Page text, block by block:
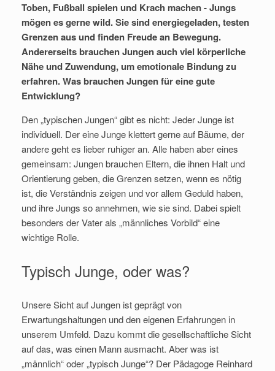
Toben, Fußball spielen und Krach machen - Jungs
mögen es gerne wild. Sie sind energiegeladen, testen
Grenzen aus und finden Freude an Bewegung.
Andererseits brauchen Jungen auch viel körperliche
Nähe und Zuwendung, um emotionale Bindung zu
erfahren. Was brauchen Jungen für eine gute
Entwicklung?
Den „typischen Jungen“ gibt es nicht: Jeder Junge ist
individuell. Der eine Junge klettert gerne auf Bäume, der
andere geht es lieber ruhiger an. Alle haben aber eines
gemeinsam: Jungen brauchen Eltern, die ihnen Halt und
Orientierung geben, die Grenzen setzen, wenn es nötig
ist, die Verständnis zeigen und vor allem Geduld haben,
und ihre Jungs so annehmen, wie sie sind. Dabei spielt
besonders der Vater als „männliches Vorbild“ eine
wichtige Rolle.
Typisch Junge, oder was?
Unsere Sicht auf Jungen ist geprägt von
Erwartungshaltungen und den eigenen Erfahrungen in
unserem Umfeld. Dazu kommt die gesellschaftliche Sicht
auf das, was einen Mann ausmacht. Aber was ist
„männlich“ oder „typisch Junge“? Der Pädagoge Reinhard